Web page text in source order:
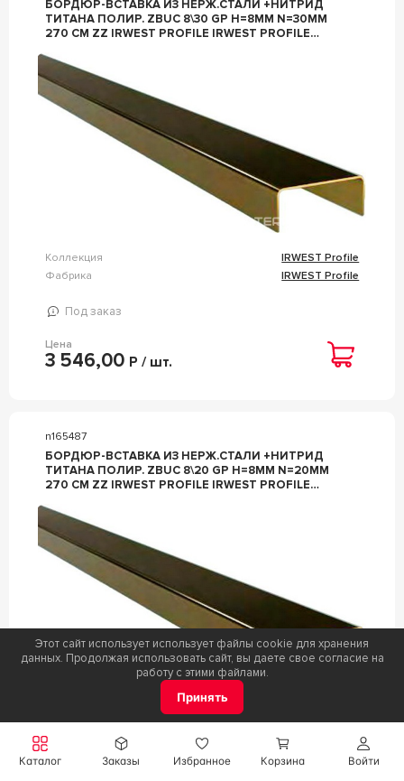
Войти
Каталог Заказы Избранное Корзина
БОРДЮР-ВСТАВКА ИЗ НЕРЖ.СТАЛИ +НИТРИД
ТИТАНА ПОЛИР. ZBUC 8\30 GP H=8ММ N=30ММ
270 СМ ZZ IRWEST PROFILE IRWEST PROFILE
Коллекция
IRWEST Profile
Фабрика
IRWEST Profile
Под заказ
Цена
3 546,00 Р / шт.
n165487
БОРДЮР-ВСТАВКА ИЗ НЕРЖ.СТАЛИ +НИТРИД
ТИТАНА ПОЛИР. ZBUC 8\20 GP H=8ММ N=20ММ
270 СМ ZZ IRWEST PROFILE IRWEST PROFILE
Под заказ
Этот сайт использует использует файлы cookie для хранения
данных. Продолжая использовать сайт, вы даете свое согласие на
работу с этими файлами.
Принять